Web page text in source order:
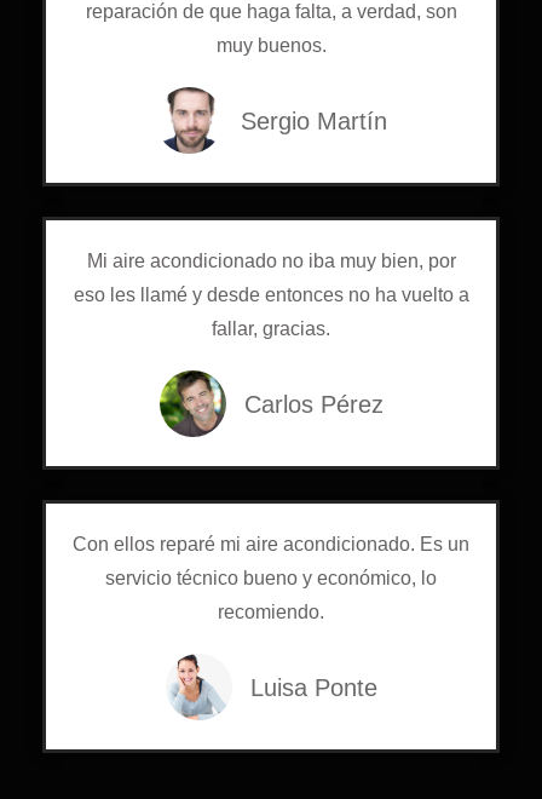
reparación de que haga falta, a verdad, son
muy buenos.
Sergio Martín
Mi aire acondicionado no iba muy bien, por
eso les llamé y desde entonces no ha vuelto a
fallar, gracias.
Carlos Pérez
Con ellos reparé mi aire acondicionado. Es un
servicio técnico bueno y económico, lo
recomiendo.
Luisa Ponte